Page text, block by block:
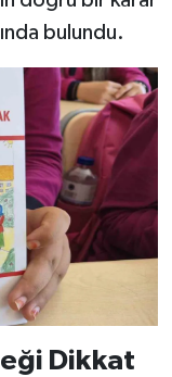
bulundu.
Dikkat